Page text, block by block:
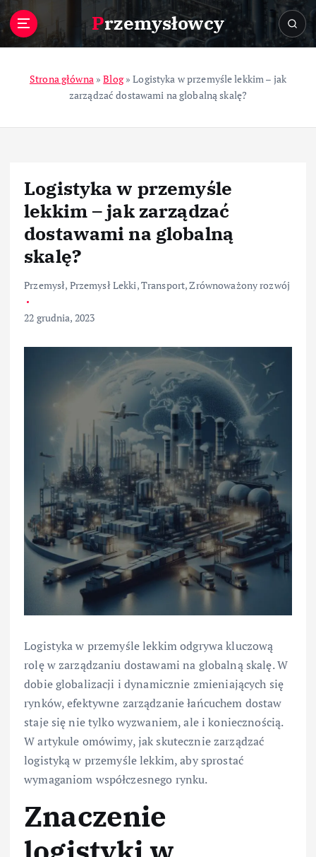
Przemysłowcy
Strona główna»Blog»Logistyka w przemyśle lekkim – jak
zarządzać dostawami na globalną skalę?
Logistyka w przemyśle
lekkim – jak zarządzać
dostawami na globalną
skalę?
Przemysł, Przemysł Lekki,Transport,Zrównoważony rozwój
22 grudnia, 2023
Logistyka w przemyśle lekkim odgrywa kluczową
rolę w zarządzaniu dostawami na globalną skalę. W
dobie globalizacji i dynamicznie zmieniających się
rynków, efektywne zarządzanie łańcuchem dostaw
staje się nie tylko wyzwaniem, ale i koniecznością.
W artykule omówimy, jak skutecznie zarządzać
logistyką w przemyśle lekkim, aby sprostać
wymaganiom współczesnego rynku.
Znaczenie